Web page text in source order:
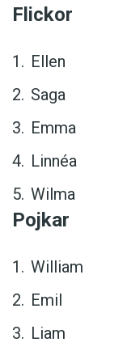
Flickor
Ellen
Saga
Emma
Linnéa
Wilma
Pojkar
William
Emil
Liam